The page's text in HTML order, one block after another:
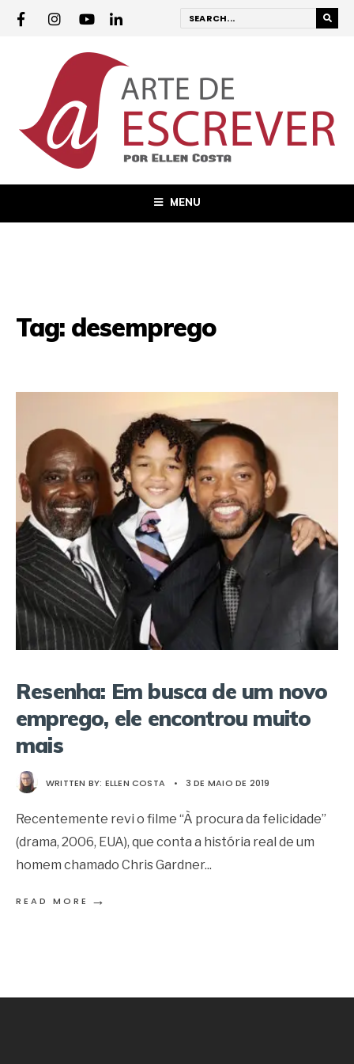
MENU
Tag: desemprego
Resenha: Em busca de um novo
emprego, ele encontrou muito
mais
WRITTEN BY: ELLEN COSTA • 3 DE MAIO DE 2019
Recentemente revi o filme “À procura da felicidade”
(drama, 2006, EUA), que conta a história real de um
homem chamado Chris Gardner...
READ MORE →